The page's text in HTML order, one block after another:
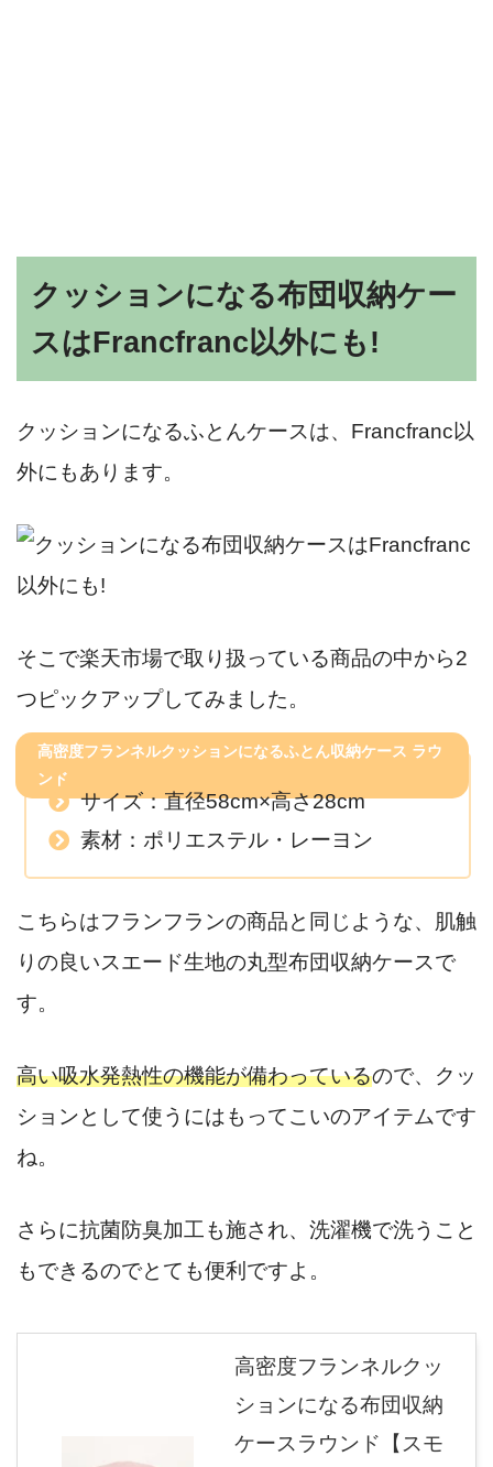
クッションになる布団収納ケー
スはFrancfranc以外にも!
クッションになるふとんケースは、Francfranc以
外にもあります。
そこで楽天市場で取り扱っている商品の中から2
つピックアップしてみました。
高密度フランネルクッションになるふとん収納ケース ラウ
ンド
サイズ：直径58cm×高さ28cm
素材：ポリエステル・レーヨン
こちらはフランフランの商品と同じような、肌触
りの良いスエード生地の丸型布団収納ケースで
す。
高い吸水発熱性の機能が備わっているので、クッ
ションとして使うにはもってこいのアイテムです
ね。
さらに抗菌防臭加工も施され、洗濯機で洗うこと
もできるのでとても便利ですよ。
高密度フランネルクッ
ションになる布団収納
ケースラウンド【スモ